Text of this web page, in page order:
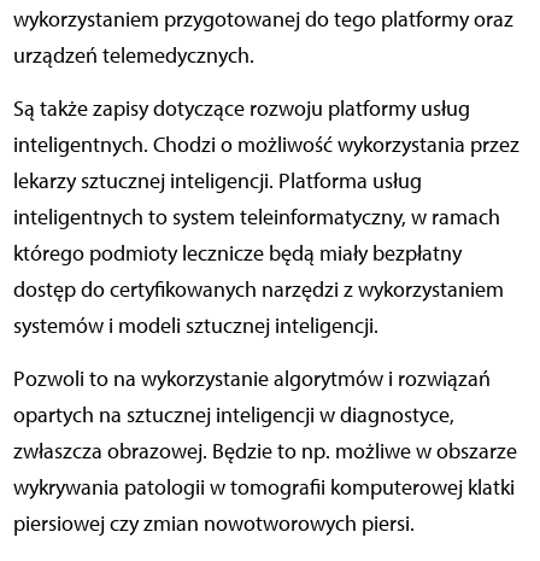
wykorzystaniem przygotowanej do tego platformy oraz
urządzeń telemedycznych.
Są także zapisy dotyczące rozwoju platformy usług
inteligentnych. Chodzi o możliwość wykorzystania przez
lekarzy sztucznej inteligencji. Platforma usług
inteligentnych to system teleinformatyczny, w ramach
którego podmioty lecznicze będą miały bezpłatny
dostęp do certyfikowanych narzędzi z wykorzystaniem
systemów i modeli sztucznej inteligencji.
Pozwoli to na wykorzystanie algorytmów i rozwiązań
opartych na sztucznej inteligencji w diagnostyce,
zwłaszcza obrazowej. Będzie to np. możliwe w obszarze
wykrywania patologii w tomografii komputerowej klatki
piersiowej czy zmian nowotworowych piersi.